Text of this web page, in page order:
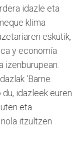
idazle eta
klima
eskutik,
y economía
izenburupean.
‘Barne
idazleek euren
eta
itzultzen